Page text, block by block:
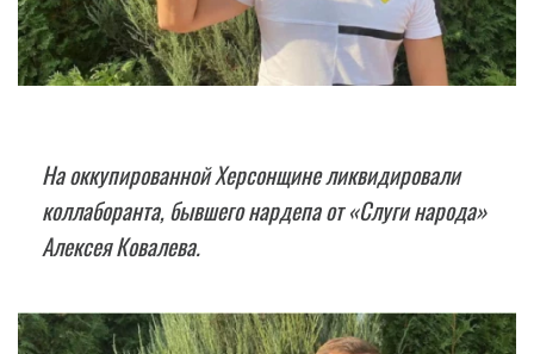
На оккупированной Херсонщине ликвидировали
коллаборанта, бывшего нардепа от «Слуги народа»
Алексея Ковалева.